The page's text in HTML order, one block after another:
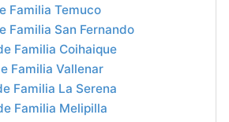
Familia Temuco
Familia San Fernando
Familia Coihaique
Familia Vallenar
Familia La Serena
Familia Melipilla